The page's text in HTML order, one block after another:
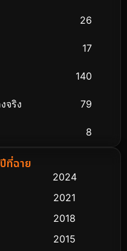
26
17
140
จริง 79
8
435
ที่ฉาย
2024
2021
2018
2015